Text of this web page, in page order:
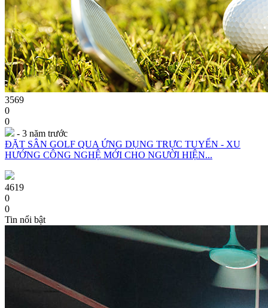
3569
0
0
- 3 năm trước
ĐẶT SÂN GOLF QUA ỨNG DỤNG TRỰC TUYẾN - XU
HƯỚNG CÔNG NGHỆ MỚI CHO NGƯỜI HIỆN...
4619
0
0
Tin nổi bật